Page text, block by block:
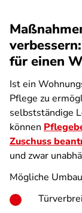
für einen
Ist ein
Pflege zu
selbstständige
können
Zuschuss
und zwar
Mögliche